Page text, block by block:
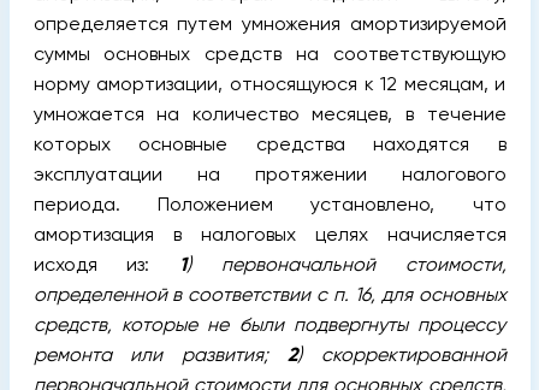
определяется путем умножения амортизируемой
суммы основных средств на соответствующую
норму амортизации, относящуюся к 12 месяцам, и
умножается на количество месяцев, в течение
которых основные средства находятся в
эксплуатации на протяжении налогового
периода. Положением установлено, что
амортизация в налоговых целях начисляется
исходя из:
1) первоначальной стоимости,
определенной в соответствии с п. 16, для основных
средств, которые не были подвергнуты процессу
ремонта или развития; 2) скорректированной
первоначальной стоимости для основных средств,